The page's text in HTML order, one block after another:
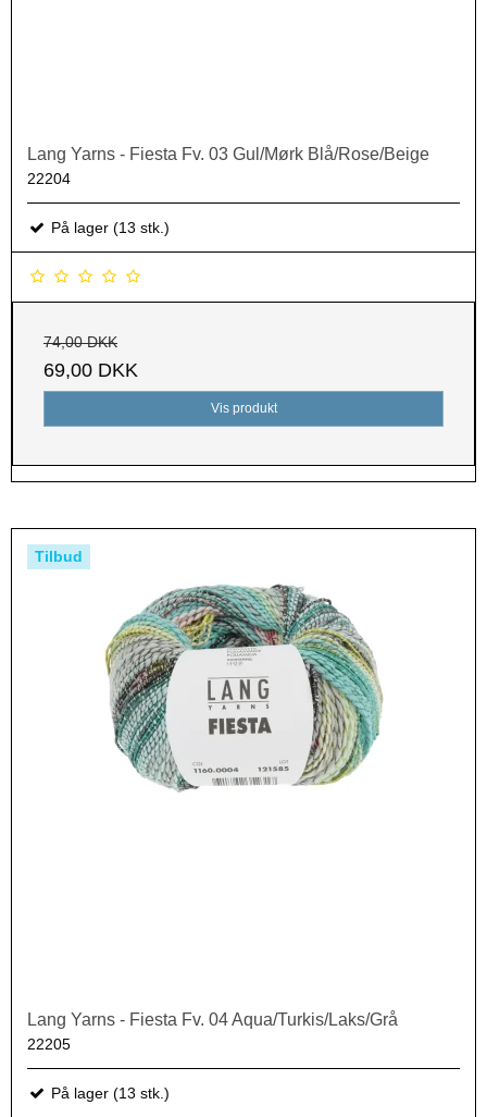
Lang Yarns - Fiesta Fv. 03 Gul/Mørk Blå/Rose/Beige
22204
På lager (13 stk.)
74,00 DKK
69,00 DKK
Vis produkt
Tilbud
Lang Yarns - Fiesta Fv. 04 Aqua/Turkis/Laks/Grå
22205
På lager (13 stk.)